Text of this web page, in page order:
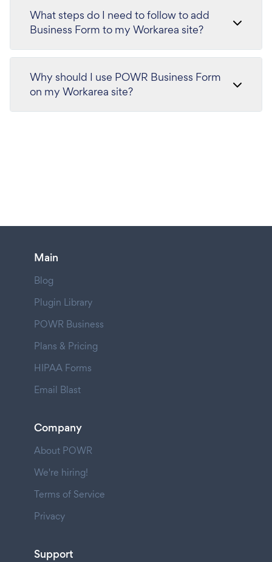
What steps do I need to follow to add
Business Form to my Workarea site?
Why should I use POWR Business Form
on my Workarea site?
Main
Blog
Plugin Library
POWR Business
Plans & Pricing
HIPAA Forms
Email Blast
Company
About POWR
We're hiring!
Terms of Service
Privacy
Support